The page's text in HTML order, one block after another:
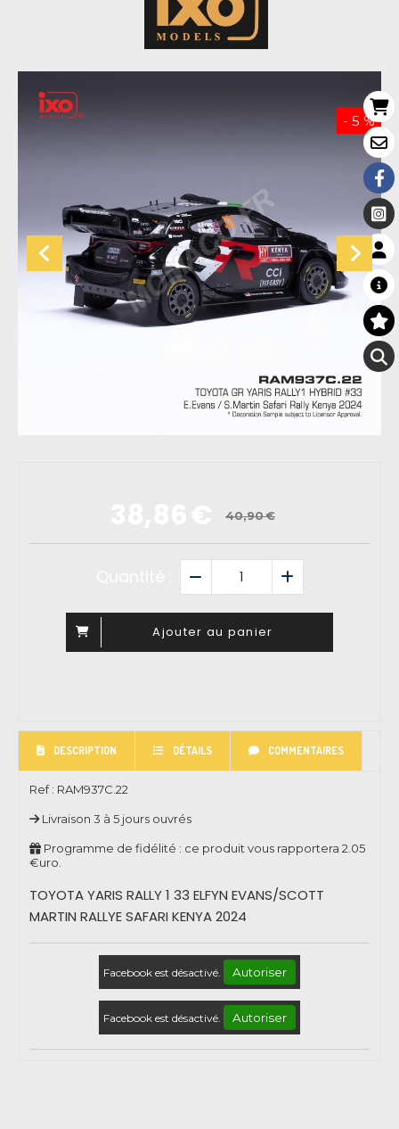
- 5 %
40,90€
Ajouter au panier
DESCRIPTION DÉTAILS COMMENTAIRES
Ref : RAM937C.22
Livraison 3 à 5 jours ouvrés
Programme de fidélité : ce produit vous rapportera 2.05
€uro.
TOYOTA YARIS RALLY 1 33 ELFYN EVANS/SCOTT
MARTIN RALLYE SAFARI KENYA 2024
Facebook est désactivé. Autoriser
Facebook est désactivé. Autoriser